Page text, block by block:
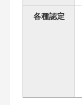
各種認定